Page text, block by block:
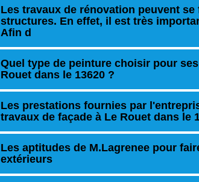
Les travaux de rénovation peuvent
structures. En effet, il est très
Afin d
Quel type de peinture choisir pour
Rouet dans le 13620 ?
Les prestations fournies par
travaux de façade à Le Rouet dans le
Les aptitudes de M.Lagrenee pour
extérieurs